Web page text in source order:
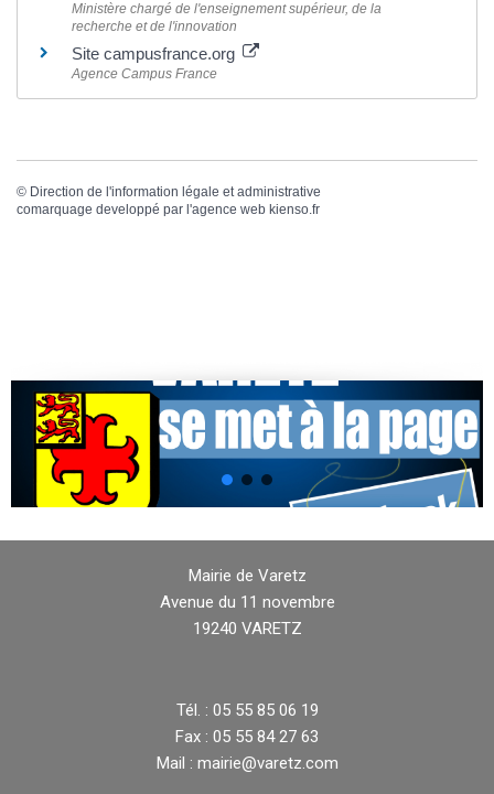
Ministère chargé de l'enseignement supérieur, de la
recherche et de l'innovation
Site campusfrance.org
Agence Campus France
© Direction de l'information légale et administrative
comarquage developpé par l'agence web kienso.fr
Mairie de Varetz
Avenue du 11 novembre
19240 VARETZ
Tél. : 05 55 85 06 19
Fax : 05 55 84 27 63
Mail : mairie@varetz.com